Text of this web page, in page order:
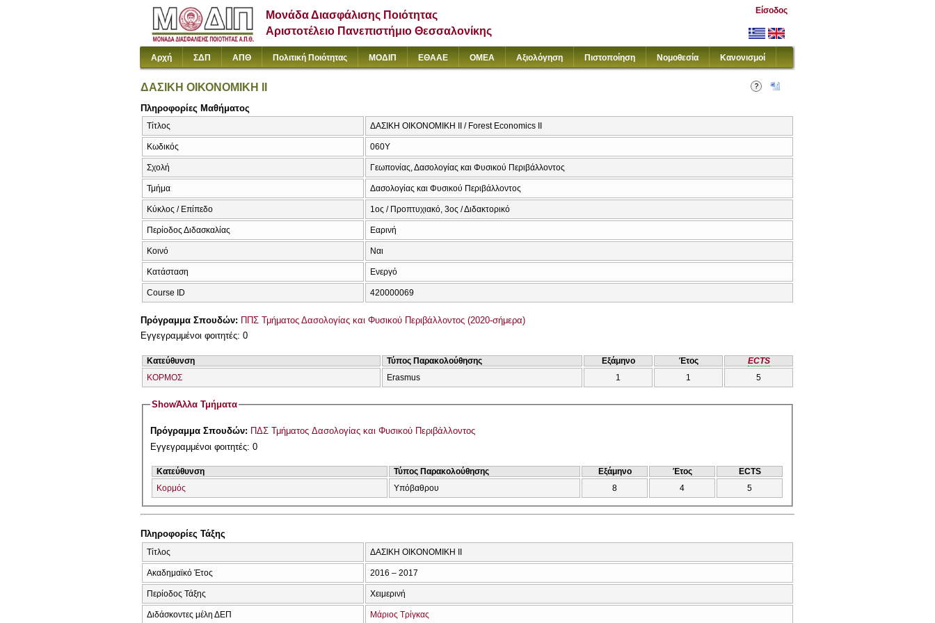
Μονάδα Διασφάλισης Ποιότητας
Αριστοτέλειο Πανεπιστήμιο Θεσσαλονίκης
Είσοδος
Αρχή ΣΔΠ ΑΠΘ Πολιτική Ποιότητας ΜΟΔΙΠ ΕΘΑΑΕ ΟΜΕΑ Αξιολόγηση Πιστοποίηση Νομοθεσία Κανονισμοί
ΔΑΣΙΚΗ ΟΙΚΟΝΟΜΙΚΗ ΙΙ
Πληροφορίες Μαθήματος
Τίτλος ΔΑΣΙΚΗ ΟΙΚΟΝΟΜΙΚΗ ΙΙ / Forest Economics II
Κωδικός 060Υ
Σχολή Γεωπονίας, Δασολογίας και Φυσικού Περιβάλλοντος
Τμήμα Δασολογίας και Φυσικού Περιβάλλοντος
Κύκλος / Επίπεδο 1ος / Προπτυχιακό, 3ος / Διδακτορικό
Περίοδος Διδασκαλίας Εαρινή
Κοινό Ναι
Κατάσταση Ενεργό
Course ID 420000069
Πρόγραμμα Σπουδών: ΠΠΣ Τμήματος Δασολογίας και Φυσικού Περιβάλλοντος (2020-σήμερα)
Εγγεγραμμένοι φοιτητές: 0
Κατεύθυνση Τύπος Παρακολούθησης Εξάμηνο Έτος
ECTS
ΚΟΡΜΟΣ
Erasmus 1 1 5
ShowΆλλα Τμήματα
Πρόγραμμα Σπουδών: ΠΔΣ Τμήματος Δασολογίας και Φυσικού Περιβάλλοντος
Εγγεγραμμένοι φοιτητές: 0
Κατεύθυνση Τύπος Παρακολούθησης Εξάμηνο Έτος
ECTS
Κορμός
Υπόβαθρου 8 4 5
Πληροφορίες Τάξης
Τίτλος ΔΑΣΙΚΗ ΟΙΚΟΝΟΜΙΚΗ ΙΙ
Ακαδημαϊκό Έτος 2016 – 2017
Περίοδος Τάξης Χειμερινή
Διδάσκοντες μέλη ΔΕΠ Μάριος Τρίγκας